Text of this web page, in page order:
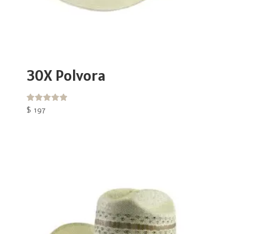
30X Polvora
Valorado
con
$ 197